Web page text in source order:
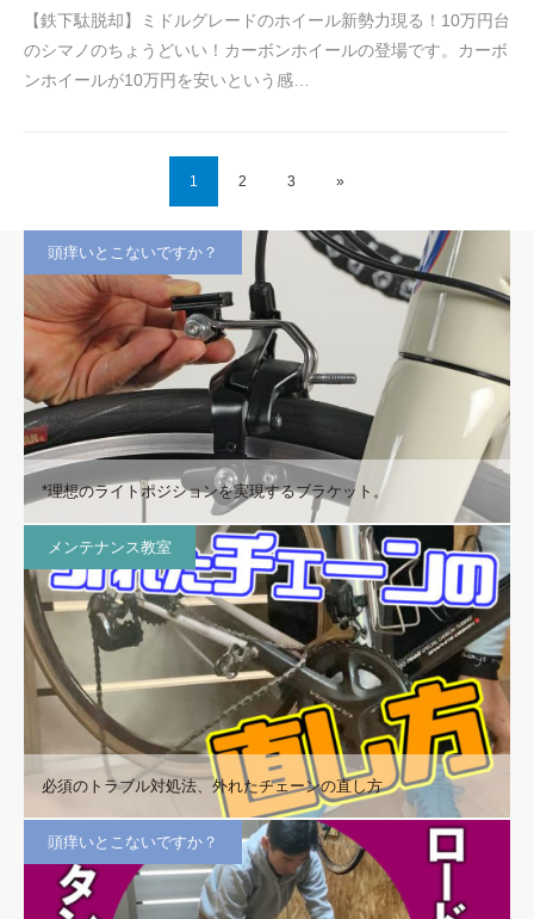
【鉄下駄脱却】ミドルグレードのホイール新勢力現る！10万円台
のシマノのちょうどいい！カーボンホイールの登場です。カーボ
ンホイールが10万円を安いという感…
1 2 3 »
頭痒いとこないですか？
*理想のライトポジションを実現するブラケット。
メンテナンス教室
必須のトラブル対処法、外れたチェーンの直し方
頭痒いとこないですか？